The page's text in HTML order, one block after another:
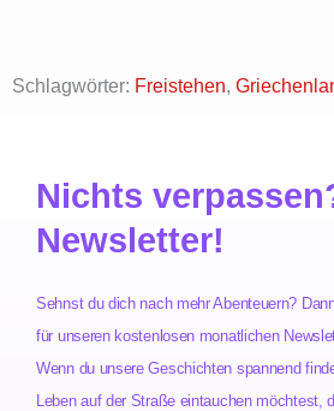
Schlagwörter: Freistehen,
Nichts
Newsletter!
Sehnst du dich nach mehr Abenteuern?
für unseren kostenlosen monatlichen
Wenn du unsere Geschichten spannend
Leben auf der Straße eintauchen möchtest,